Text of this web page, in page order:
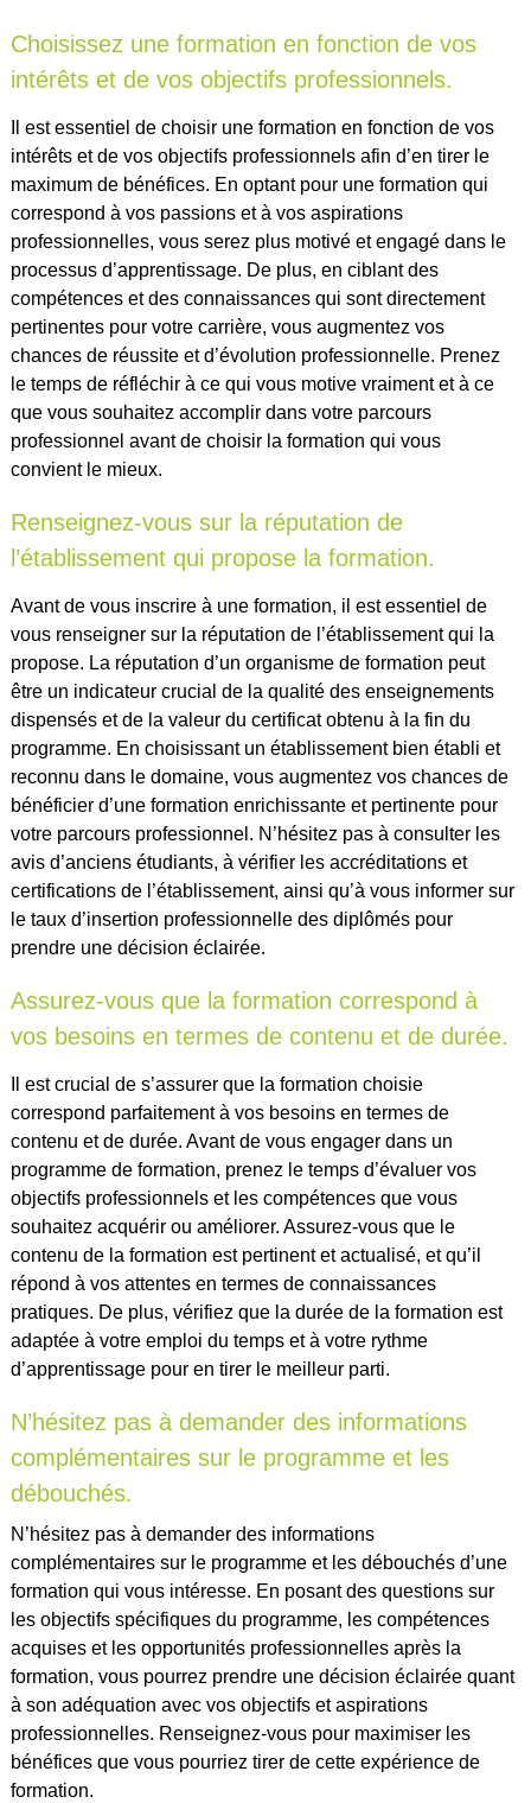
Choisissez une formation en fonction de vos
intérêts et de vos objectifs professionnels.
Il est essentiel de choisir une formation en fonction de vos
intérêts et de vos objectifs professionnels afin d’en tirer le
maximum de bénéfices. En optant pour une formation qui
correspond à vos passions et à vos aspirations
professionnelles, vous serez plus motivé et engagé dans le
processus d’apprentissage. De plus, en ciblant des
compétences et des connaissances qui sont directement
pertinentes pour votre carrière, vous augmentez vos
chances de réussite et d’évolution professionnelle. Prenez
le temps de réfléchir à ce qui vous motive vraiment et à ce
que vous souhaitez accomplir dans votre parcours
professionnel avant de choisir la formation qui vous
convient le mieux.
Renseignez-vous sur la réputation de
l’établissement qui propose la formation.
Avant de vous inscrire à une formation, il est essentiel de
vous renseigner sur la réputation de l’établissement qui la
propose. La réputation d’un organisme de formation peut
être un indicateur crucial de la qualité des enseignements
dispensés et de la valeur du certificat obtenu à la fin du
programme. En choisissant un établissement bien établi et
reconnu dans le domaine, vous augmentez vos chances de
bénéficier d’une formation enrichissante et pertinente pour
votre parcours professionnel. N’hésitez pas à consulter les
avis d’anciens étudiants, à vérifier les accréditations et
certifications de l’établissement, ainsi qu’à vous informer sur
le taux d’insertion professionnelle des diplômés pour
prendre une décision éclairée.
Assurez-vous que la formation correspond à
vos besoins en termes de contenu et de durée.
Il est crucial de s’assurer que la formation choisie
correspond parfaitement à vos besoins en termes de
contenu et de durée. Avant de vous engager dans un
programme de formation, prenez le temps d’évaluer vos
objectifs professionnels et les compétences que vous
souhaitez acquérir ou améliorer. Assurez-vous que le
contenu de la formation est pertinent et actualisé, et qu’il
répond à vos attentes en termes de connaissances
pratiques. De plus, vérifiez que la durée de la formation est
adaptée à votre emploi du temps et à votre rythme
d’apprentissage pour en tirer le meilleur parti.
N’hésitez pas à demander des informations
complémentaires sur le programme et les
débouchés.
N’hésitez pas à demander des informations
complémentaires sur le programme et les débouchés d’une
formation qui vous intéresse. En posant des questions sur
les objectifs spécifiques du programme, les compétences
acquises et les opportunités professionnelles après la
formation, vous pourrez prendre une décision éclairée quant
à son adéquation avec vos objectifs et aspirations
professionnelles. Renseignez-vous pour maximiser les
bénéfices que vous pourriez tirer de cette expérience de
formation.